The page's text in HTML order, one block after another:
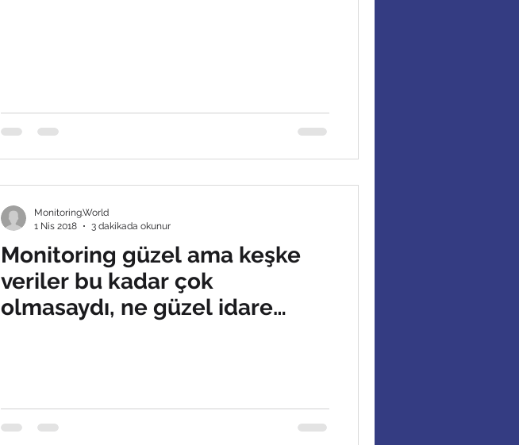
Monitoring güzel ama keşke
veriler bu kadar çok
olmasaydı, ne güzel idare
Monitoring.World
1 Nis 2018
3 dakikada okunur